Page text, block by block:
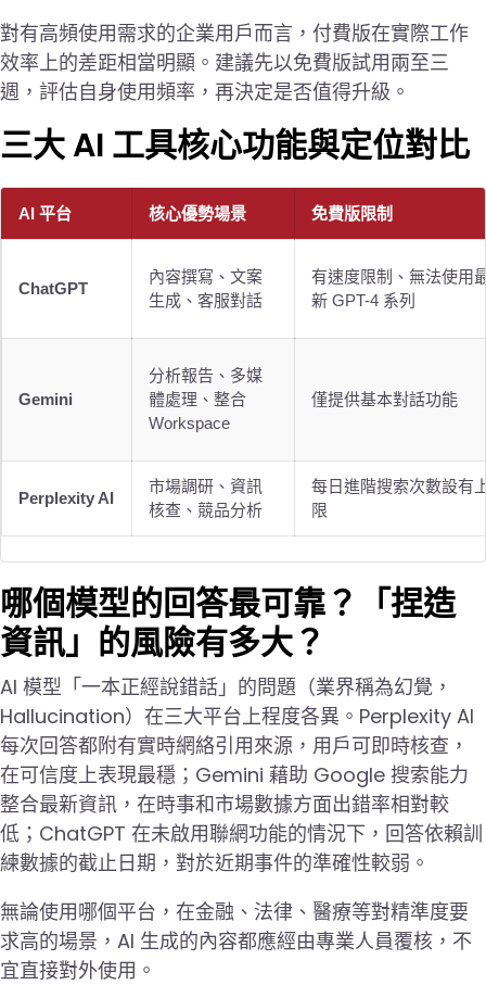
對有高頻使用需求的企業用戶而言，付費版在實際工作
效率上的差距相當明顯。建議先以免費版試用兩至三
週，評估自身使用頻率，再決定是否值得升級。
三大 AI 工具核心功能與定位對比
AI 平台 核心優勢場景 免費版限制
ChatGPT
內容撰寫、文案
生成、客服對話
有速度限制、無法使用
新 GPT-4 系列
Gemini
分析報告、多媒
體處理、整合
Workspace
僅提供基本對話功能
Perplexity AI
市場調研、資訊
核查、競品分析
每日進階搜索次數設有
限
哪個模型的回答最可靠？「捏造
資訊」的風險有多大？
AI 模型「一本正經說錯話」的問題（業界稱為幻覺，
Hallucination）在三大平台上程度各異。Perplexity AI
每次回答都附有實時網絡引用來源，用戶可即時核查，
在可信度上表現最穩；Gemini 藉助 Google 搜索能力
整合最新資訊，在時事和市場數據方面出錯率相對較
低；ChatGPT 在未啟用聯網功能的情況下，回答依賴訓
練數據的截止日期，對於近期事件的準確性較弱。
無論使用哪個平台，在金融、法律、醫療等對精準度要
求高的場景，AI 生成的內容都應經由專業人員覆核，不
宜直接對外使用。